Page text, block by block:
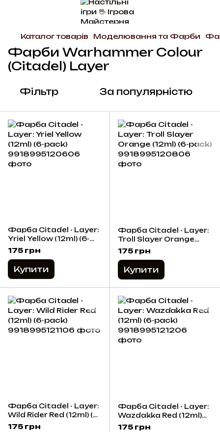
Каталог товарів Моделювання та Фарби
Фарби Warhammer Colour
(Citadel) Layer
Фільтр За популярністю
Фарба Citadel - Layer:
Yriel Yellow (12ml) (6-
pack)
175 грн
Купити
Фарба Citadel - Layer:
Troll Slayer Orange
(12ml) (6-pack)
175 грн
Купити
Фарба Citadel - Layer:
Wild Rider Red (12ml) (6-
pack)
175 грн
Фарба Citadel - Layer:
Wazdakka Red (12ml)
(6-pack)
175 грн